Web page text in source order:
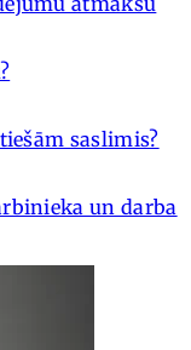
saslimis?
un darba